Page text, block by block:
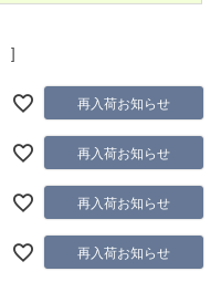
再入荷お知らせ
再入荷お知らせ
再入荷お知らせ
再入荷お知らせ